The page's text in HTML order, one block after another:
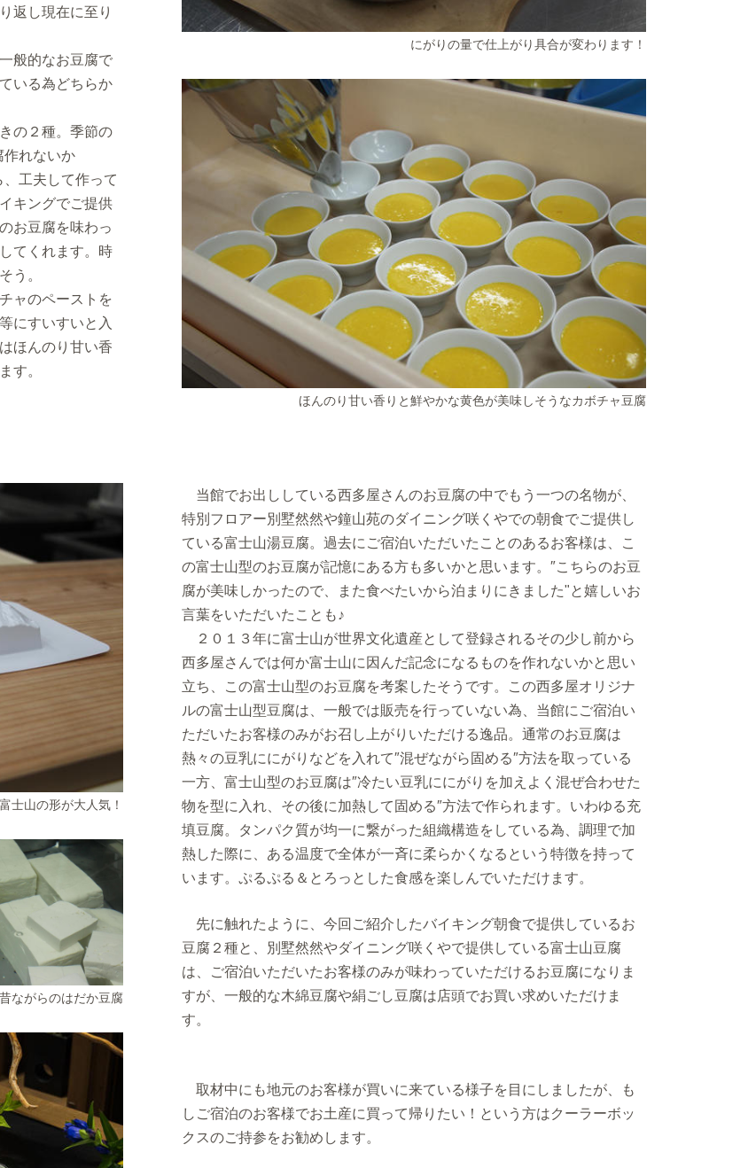
返し現在に至り
般的なお豆腐で
いる為どちらか
の２種。季節の
作れないか
工夫して作って
キングでご提供
お豆腐を味わっ
てくれます。時
う。
ャのペーストを
にすいすいと入
ほんのり甘い香
す。
にがりの量で仕上がり具合が変わります！
ほんのり甘い香りと鮮やかな黄色が美味しそうなカボチャ豆腐
当館でお出ししている西多屋さんのお豆腐の中でもう一つの名物が、
特別フロアー別墅然然や鐘山苑のダイニング咲くやでの朝食でご提供し
ている富士山湯豆腐。過去にご宿泊いただいたことのあるお客様は、こ
の富士山型のお豆腐が記憶にある方も多いかと思います。″こちらのお豆
腐が美味しかったので、また食べたいから泊まりにきました"と嬉しいお
言葉をいただいたことも♪
２０１３年に富士山が世界文化遺産として登録されるその少し前から
西多屋さんでは何か富士山に因んだ記念になるものを作れないかと思い
立ち、この富士山型のお豆腐を考案したそうです。この西多屋オリジナ
ルの富士山型豆腐は、一般では販売を行っていない為、当館にご宿泊い
ただいたお客様のみがお召し上がりいただける逸品。通常のお豆腐は
熱々の豆乳ににがりなどを入れて″混ぜながら固める″方法を取っている
一方、富士山型のお豆腐は″冷たい豆乳ににがりを加えよく混ぜ合わせた
物を型に入れ、その後に加熱して固める″方法で作られます。いわゆる充
填豆腐。タンパク質が均一に繋がった組織構造をしている為、調理で加
熱した際に、ある温度で全体が一斉に柔らかくなるという特徴を持って
います。ぷるぷる＆とろっとした食感を楽しんでいただけます。
先に触れたように、今回ご紹介したバイキング朝食で提供しているお
豆腐２種と、別墅然然やダイニング咲くやで提供している富士山豆腐
は、ご宿泊いただいたお客様のみが味わっていただけるお豆腐になりま
すが、一般的な木綿豆腐や絹ごし豆腐は店頭でお買い求めいただけま
す。
取材中にも地元のお客様が買いに来ている様子を目にしましたが、も
しご宿泊のお客様でお土産に買って帰りたい！という方はクーラーボッ
クスのご持参をお勧めします。
士山の形が大人気！
昔ながらのはだか豆腐